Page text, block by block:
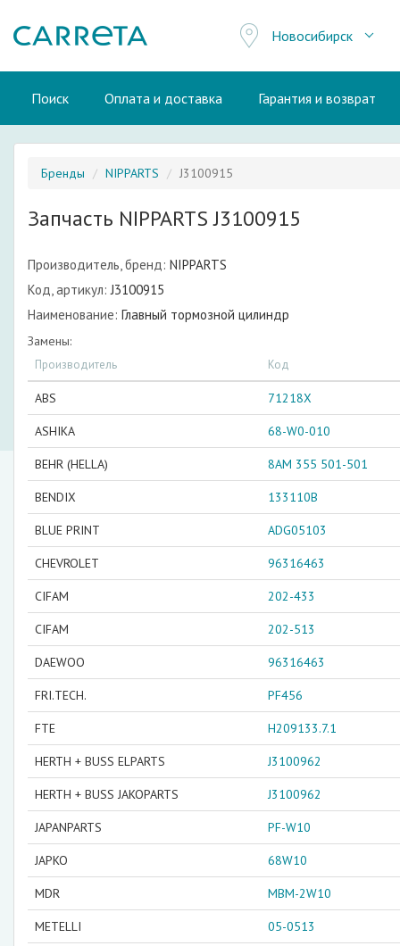
Новосибирск
Поиск Оплата и доставка Гарантия и возврат
Бренды NIPPARTS J3100915
Запчасть NIPPARTS J3100915
Производитель, бренд: NIPPARTS
Код, артикул: J3100915
Наименование: Главный тормозной цилиндр
Замены:
Производитель Код
ABS 71218X
ASHIKA 68-W0-010
BEHR (HELLA) 8AM 355 501-501
BENDIX 133110B
BLUE PRINT ADG05103
CHEVROLET 96316463
CIFAM 202-433
CIFAM 202-513
DAEWOO 96316463
FRI.TECH. PF456
FTE H209133.7.1
HERTH + BUSS ELPARTS J3100962
HERTH + BUSS JAKOPARTS J3100962
JAPANPARTS PF-W10
JAPKO 68W10
MDR MBM-2W10
METELLI 05-0513